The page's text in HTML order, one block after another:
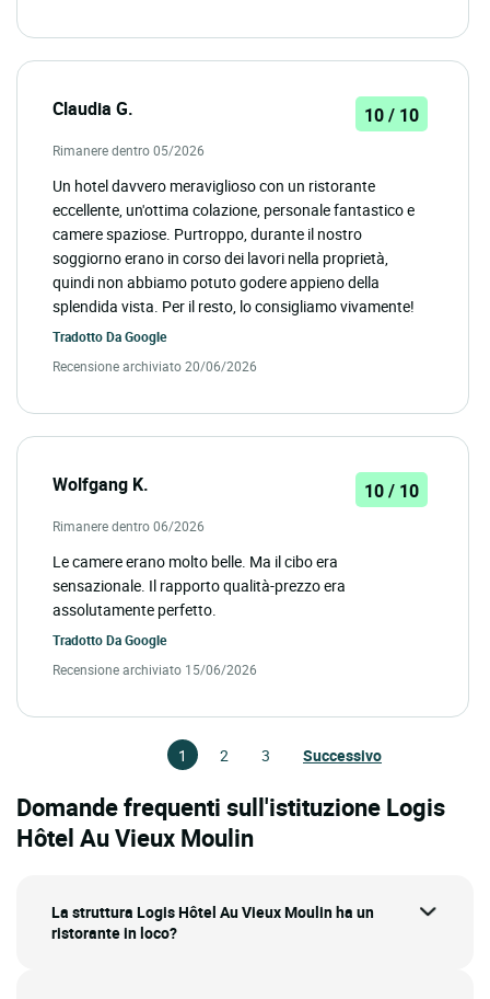
Claudia G. 10 / 10
Rimanere dentro 05/2026
Un hotel davvero meraviglioso con un ristorante
eccellente, un'ottima colazione, personale fantastico e
camere spaziose. Purtroppo, durante il nostro
soggiorno erano in corso dei lavori nella proprietà,
quindi non abbiamo potuto godere appieno della
splendida vista. Per il resto, lo consigliamo vivamente!
Tradotto DaGoogle
Recensione archiviato 20/06/2026
Wolfgang K. 10 / 10
Rimanere dentro 06/2026
Le camere erano molto belle. Ma il cibo era
sensazionale. Il rapporto qualità-prezzo era
assolutamente perfetto.
Tradotto DaGoogle
Recensione archiviato 15/06/2026
1 2 3 Successivo
Domande frequenti sull'istituzione Logis
Hôtel Au Vieux Moulin
La struttura Logis Hôtel Au Vieux Moulin ha un
ristorante in loco?